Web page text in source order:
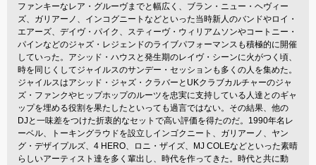
ファンキーなレア・グルーヴまでと幅広く、ブラン・ニュー・ヘヴィー
ズ、ガリアーノ、インコグニートなどといった当時新人のバンドやロイ・
エアーズ、デイヴ・パイク、スティーヴ・ウィリアムソンやコートニー・
パインなどのジャズ・レジェンドのライブパフォーマンスも積極的に開催
していった。アシッド・ハウスと発生期のレイヴ・シーンに火がつく頃、
時を同じくしてジャイルスのサンデー・セッションも多くの人を集めた。
ジャイルスはアシッド・ジャズ・クラバーとUKクラブカルチャーのジャ
ズ・ファンクやヒップホップのルーツを忠実に支持している人達とのギャ
ップを埋める役割を果たしたといっても過言ではない。その結果、他の
DJと一味差をつけた折衷的なセットで高い評価を得たのだ。1990年名レ
ーベル、トーキングラウドを設立しインゴクニート、ガリアーノ、ヤン
グ・デザイプルズ、4 HERO、ロニ・ザイズ、MJ COLEなどといった素晴
らしいアーティスト達を多く輩出し、時代を作ってきた。時代と共に動